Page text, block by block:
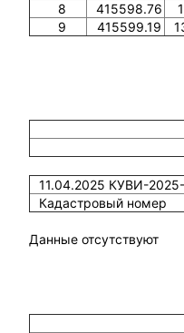
8
415598.76
9
415599.19
11.04.2025 КУВИ-
Кадастровый номер
Данные отсутствуют